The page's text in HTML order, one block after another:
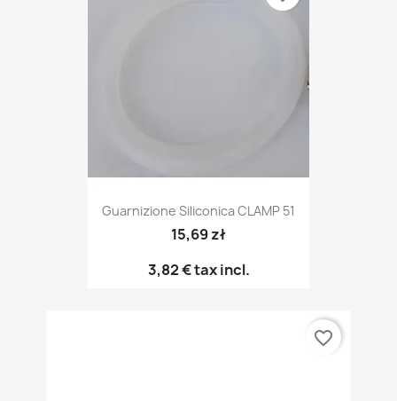
Guarnizione Siliconica CLAMP 51
15,69 zł
3,82 €tax incl.
favorite_border